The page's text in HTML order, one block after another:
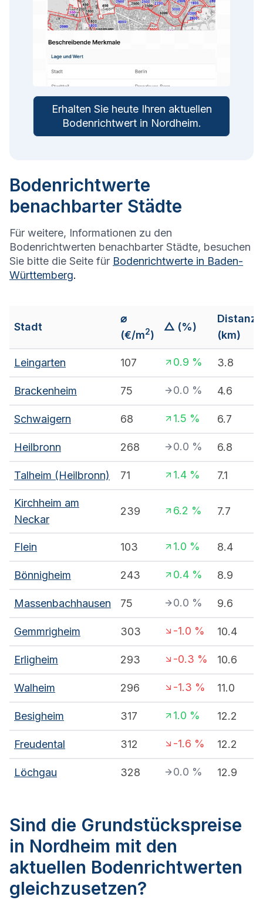
Erhalten Sie heute Ihren aktuellen
Bodenrichtwert in Nordheim.
Bodenrichtwerte
benachbarter Städte
Für weitere, Informationen zu den
Bodenrichtwerten benachbarter Städte, besuchen
Sie bitte die Seite für Bodenrichtwerte in Baden-
Württemberg.
Stadt
⌀
(€/m2)
△ (%)
Distanz
(km)
Leingarten 107 0.9 % 3.8
Brackenheim 75 0.0 % 4.6
Schwaigern 68 1.5 % 6.7
Heilbronn 268 0.0 % 6.8
Talheim (Heilbronn) 71 1.4 % 7.1
Kirchheim am
Neckar
239 6.2 % 7.7
Flein 103 1.0 % 8.4
Bönnigheim 243 0.4 % 8.9
Massenbachhausen 75 0.0 % 9.6
Gemmrigheim 303 -1.0 % 10.4
Erligheim 293 -0.3 % 10.6
Walheim 296 -1.3 % 11.0
Besigheim 317 1.0 % 12.2
Freudental 312 -1.6 % 12.2
Löchgau 328 0.0 % 12.9
Sind die Grundstückspreise
in Nordheim mit den
aktuellen Bodenrichtwerten
gleichzusetzen?